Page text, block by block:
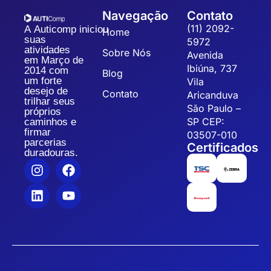
A Auticomp iniciou
suas
atividades
em Março de
2014 com
um forte
desejo de
trilhar seus
próprios
caminhos e
firmar
parcerias
duradouras.
Navegação
Home
Sobre Nós
Blog
Contato
Contato
(11) 2092-
5972
Avenida
Ibiúna, 737
Vila
Aricanduva
São Paulo –
SP CEP:
03507-010
Certificados